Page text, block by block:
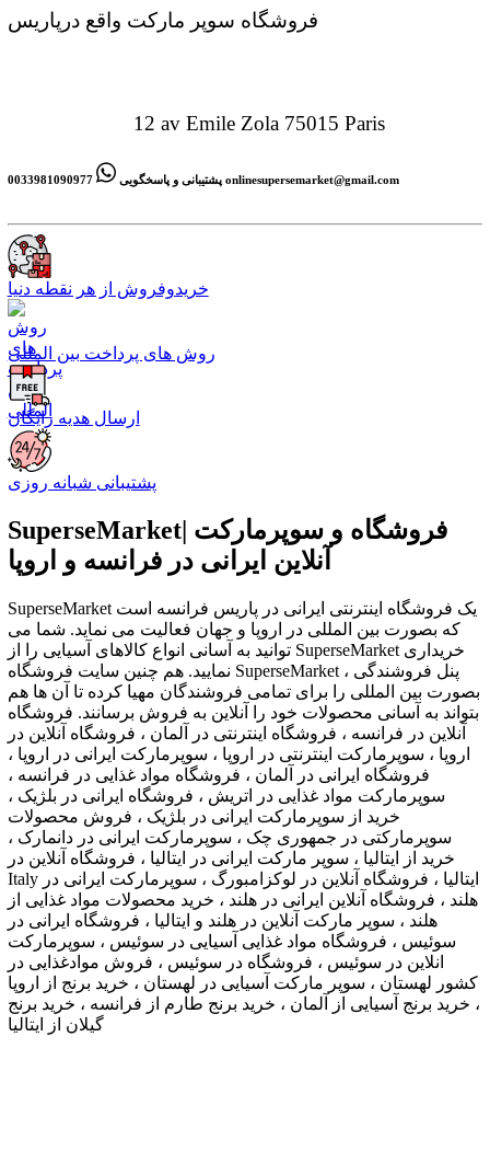
فروشگاه سوپر مارکت واقع درپاریس
12 av Emile Zola 75015 Paris
پشتیبانی و پاسخگویی0033981090977 onlinesupersemarket@gmail.com
خریدوفروش از هر نقطه دنیا
روش های پرداخت بین المللی
ارسال هدیه رایگان
پشتیبانی شبانه روزی
SuperseMarket| فروشگاه و سوپرمارکت
آنلاین ایرانی در فرانسه و اروپا
SuperseMarket یک فروشگاه اینترنتی ایرانی در پاریس فرانسه است
که بصورت بین المللی در اروپا و جهان فعالیت می نماید. شما می
توانید به آسانی انواع کالاهای آسیایی را از SuperseMarket خریداری
نمایید. هم چنین سایت فروشگاه SuperseMarket ، پنل فروشندگی
بصورت بین المللی را برای تمامی فروشندگان مهیا کرده تا آن ها هم
بتواند به آسانی محصولات خود را آنلاین به فروش برسانند. فروشگاه
آنلاین در فرانسه ، فروشگاه اینترنتی در آلمان ، فروشگاه آنلاین در
اروپا ، سوپرمارکت اینترنتی در اروپا ، سوپرمارکت ایرانی در اروپا ،
فروشگاه ایرانی در آلمان ، فروشگاه مواد غذایی در فرانسه ،
سوپرمارکت مواد غذایی در اتریش ، فروشگاه ایرانی در بلژیک ،
خرید از سوپرمارکت ایرانی در بلژیک ، فروش محصولات
سوپرمارکتی در جمهوری چک ، سوپرمارکت ایرانی در دانمارک ،
خرید از ایتالیا ، سوپر مارکت ایرانی در ایتالیا ، فروشگاه آنلاین در
Italy ایتالیا ، فروشگاه آنلاین در لوکزامبورگ ، سوپرمارکت ایرانی در
هلند ، فروشگاه آنلاین ایرانی در هلند ، خرید محصولات مواد غذایی از
هلند ، سوپر مارکت آنلاین در هلند و ایتالیا ، فروشگاه ایرانی در
سوئیس ، فروشگاه مواد غذایی آسیایی در سوئیس ، سوپرمارکت
انلاین در سوئیس ، فروشگاه در سوئیس ، فروش موادغذایی در
کشور لهستان ، سوپر مارکت آسیایی در لهستان ، خرید برنج از اروپا
، خرید برنج آسیایی از آلمان ، خرید برنج طارم از فرانسه ، خرید برنج
گیلان از ایتالیا